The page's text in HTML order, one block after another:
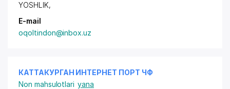
YOSHLIK,
E-mail
oqoltindon@inbox.uz
КАТТАКУРГАН ИНТЕРНЕТ ПОРТ ЧФ
Non mahsulotlari yana